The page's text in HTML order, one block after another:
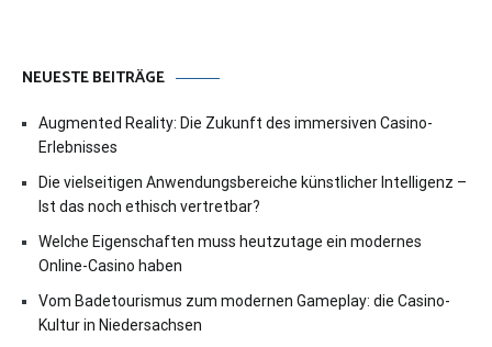
NEUESTE BEITRÄGE
Augmented Reality: Die Zukunft des immersiven Casino-
Erlebnisses
Die vielseitigen Anwendungsbereiche künstlicher Intelligenz –
Ist das noch ethisch vertretbar?
Welche Eigenschaften muss heutzutage ein modernes
Online-Casino haben
Vom Badetourismus zum modernen Gameplay: die Casino-
Kultur in Niedersachsen